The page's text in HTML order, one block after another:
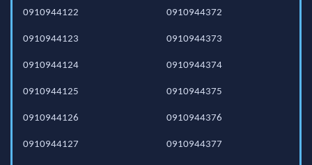
0910944122
0910944123
0910944124
0910944125
0910944126
0910944127
0910944372
0910944373
0910944374
0910944375
0910944376
0910944377